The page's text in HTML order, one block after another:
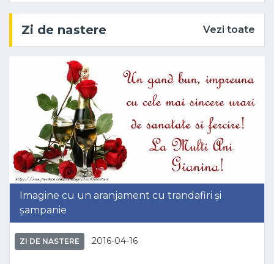
Zi de nastere Vezi toate
Imagine cu un aranjament cu trandafiri și
șampanie
ZI DE NASTERE 2016-04-16